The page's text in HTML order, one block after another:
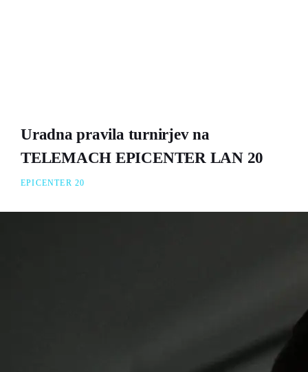
Uradna pravila turnirjev na
TELEMACH EPICENTER LAN 20
EPICENTER 20